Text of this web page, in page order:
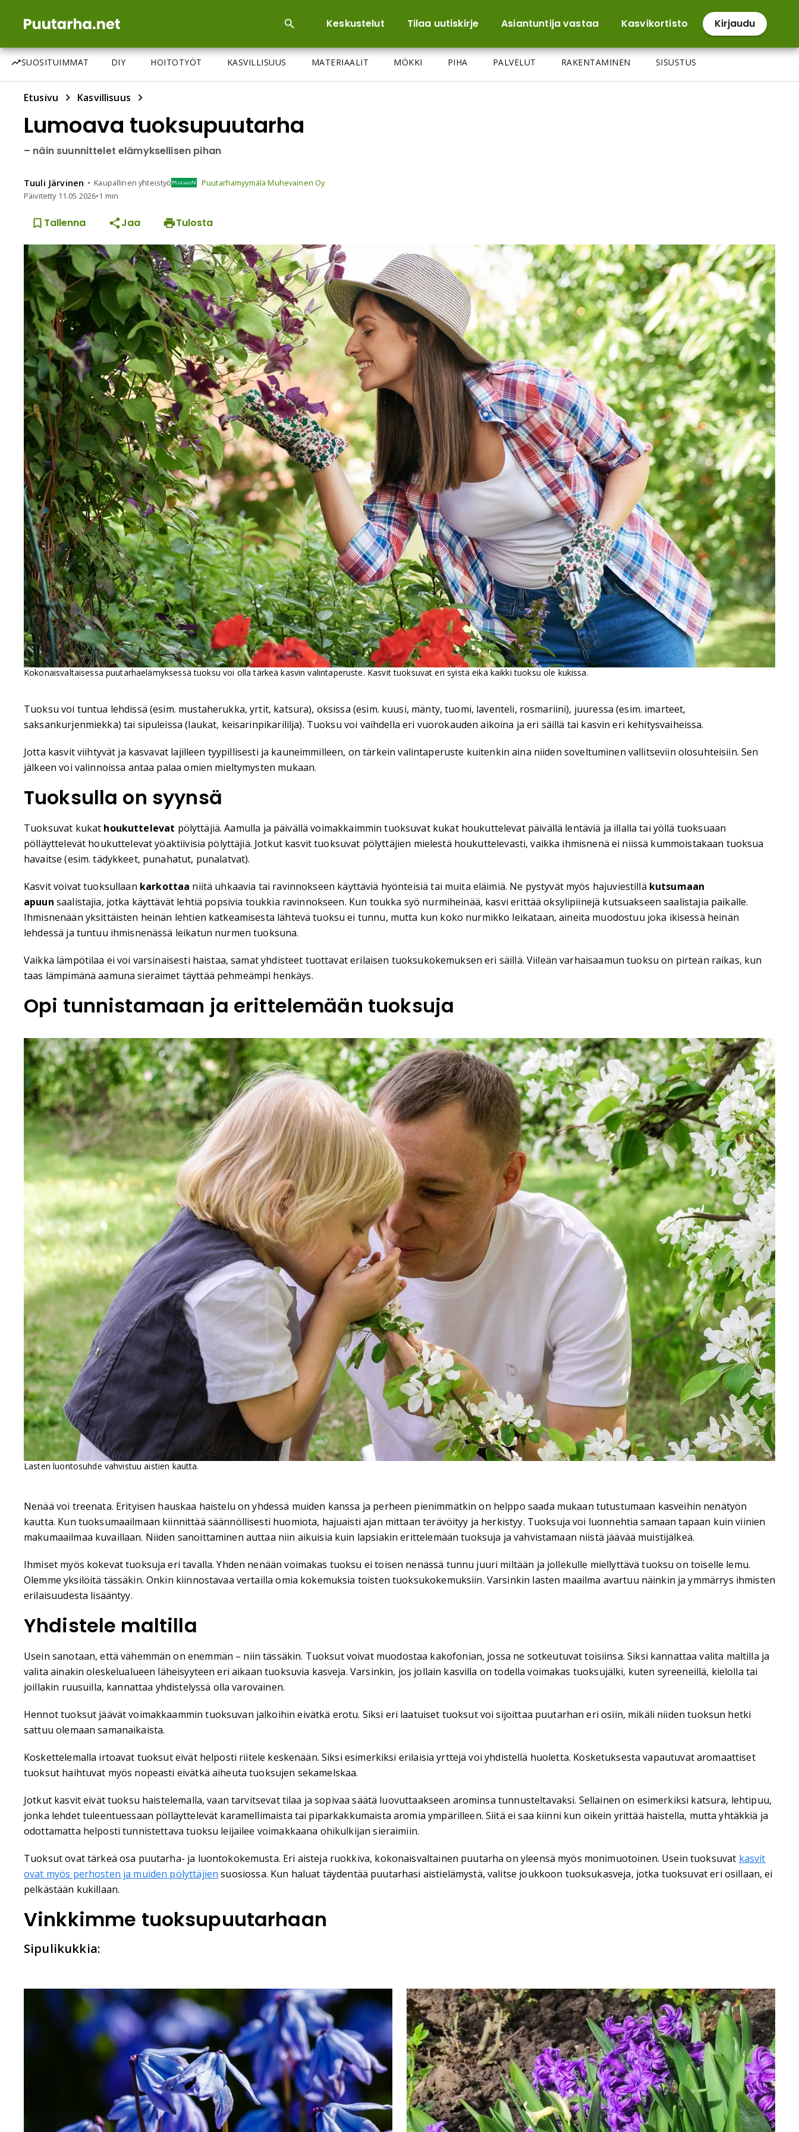
Keskustelut Tilaa uutiskirje Asiantuntija vastaa Kasvikortisto Kirjaudu
SUOSITUIMMAT DIY HOITOTYÖT KASVILLISUUS MATERIAALIT MÖKKI PIHA PALVELUT RAKENTAMINEN SISUSTUS
Etusivu Kasvillisuus
Lumoava tuoksupuutarha
– näin suunnittelet elämyksellisen pihan
Tuuli Järvinen Kaupallinen yhteistyö
Puutarhamyymälä Muhevainen Oy
Päivitetty 11.05.2026•1 min
Tallenna Jaa Tulosta
Kokonaisvaltaisessa puutarhaelämyksessä tuoksu voi olla tärkeä kasvin valintaperuste. Kasvit tuoksuvat eri syistä eikä kaikki tuoksu ole kukissa.
Tuoksu voi tuntua lehdissä (esim. mustaherukka, yrtit, katsura), oksissa (esim. kuusi, mänty, tuomi, laventeli, rosmariini), juuressa (esim. imarteet,
saksankurjenmiekka) tai sipuleissa (laukat, keisarinpikarililja). Tuoksu voi vaihdella eri vuorokauden aikoina ja eri säillä tai kasvin eri kehitysvaiheissa.
Jotta kasvit viihtyvät ja kasvavat lajilleen tyypillisesti ja kauneimmilleen, on tärkein valintaperuste kuitenkin aina niiden soveltuminen vallitseviin olosuhteisiin. Sen
jälkeen voi valinnoissa antaa palaa omien mieltymysten mukaan.
Tuoksulla on syynsä
Tuoksuvat kukat houkuttelevat pölyttäjiä. Aamulla ja päivällä voimakkaimmin tuoksuvat kukat houkuttelevat päivällä lentäviä ja illalla tai yöllä tuoksuaan
pölläyttelevät houkuttelevat yöaktiivisia pölyttäjiä. Jotkut kasvit tuoksuvat pölyttäjien mielestä houkuttelevasti, vaikka ihmisnenä ei niissä kummoistakaan tuoksua
havaitse (esim. tädykkeet, punahatut, punalatvat).
Kasvit voivat tuoksullaan karkottaa niitä uhkaavia tai ravinnokseen käyttäviä hyönteisiä tai muita eläimiä. Ne pystyvät myös hajuviestillä kutsumaan
apuun saalistajia, jotka käyttävät lehtiä popsivia toukkia ravinnokseen. Kun toukka syö nurmiheinää, kasvi erittää oksylipiinejä kutsuakseen saalistajia paikalle.
Ihmisnenään yksittäisten heinän lehtien katkeamisesta lähtevä tuoksu ei tunnu, mutta kun koko nurmikko leikataan, aineita muodostuu joka ikisessä heinän
lehdessä ja tuntuu ihmisnenässä leikatun nurmen tuoksuna.
Vaikka lämpötilaa ei voi varsinaisesti haistaa, samat yhdisteet tuottavat erilaisen tuoksukokemuksen eri säillä. Viileän varhaisaamun tuoksu on pirteän raikas, kun
taas lämpimänä aamuna sieraimet täyttää pehmeämpi henkäys.
Opi tunnistamaan ja erittelemään tuoksuja
Lasten luontosuhde vahvistuu aistien kautta.
Nenää voi treenata. Erityisen hauskaa haistelu on yhdessä muiden kanssa ja perheen pienimmätkin on helppo saada mukaan tutustumaan kasveihin nenätyön
kautta. Kun tuoksumaailmaan kiinnittää säännöllisesti huomiota, hajuaisti ajan mittaan terävöityy ja herkistyy. Tuoksuja voi luonnehtia samaan tapaan kuin viinien
makumaailmaa kuvaillaan. Niiden sanoittaminen auttaa niin aikuisia kuin lapsiakin erittelemään tuoksuja ja vahvistamaan niistä jäävää muistijälkeä.
Ihmiset myös kokevat tuoksuja eri tavalla. Yhden nenään voimakas tuoksu ei toisen nenässä tunnu juuri miltään ja jollekulle miellyttävä tuoksu on toiselle lemu.
Olemme yksilöitä tässäkin. Onkin kiinnostavaa vertailla omia kokemuksia toisten tuoksukokemuksiin. Varsinkin lasten maailma avartuu näinkin ja ymmärrys ihmisten
erilaisuudesta lisääntyy.
Yhdistele maltilla
Usein sanotaan, että vähemmän on enemmän – niin tässäkin. Tuoksut voivat muodostaa kakofonian, jossa ne sotkeutuvat toisiinsa. Siksi kannattaa valita maltilla ja
valita ainakin oleskelualueen läheisyyteen eri aikaan tuoksuvia kasveja. Varsinkin, jos jollain kasvilla on todella voimakas tuoksujälki, kuten syreeneillä, kielolla tai
joillakin ruusuilla, kannattaa yhdistelyssä olla varovainen.
Hennot tuoksut jäävät voimakkaammin tuoksuvan jalkoihin eivätkä erotu. Siksi eri laatuiset tuoksut voi sijoittaa puutarhan eri osiin, mikäli niiden tuoksun hetki
sattuu olemaan samanaikaista.
Koskettelemalla irtoavat tuoksut eivät helposti riitele keskenään. Siksi esimerkiksi erilaisia yrttejä voi yhdistellä huoletta. Kosketuksesta vapautuvat aromaattiset
tuoksut haihtuvat myös nopeasti eivätkä aiheuta tuoksujen sekamelskaa.
Jotkut kasvit eivät tuoksu haistelemalla, vaan tarvitsevat tilaa ja sopivaa säätä luovuttaakseen arominsa tunnusteltavaksi. Sellainen on esimerkiksi katsura, lehtipuu,
jonka lehdet tuleentuessaan pölläyttelevät karamellimaista tai piparkakkumaista aromia ympärilleen. Siitä ei saa kiinni kun oikein yrittää haistella, mutta yhtäkkiä ja
odottamatta helposti tunnistettava tuoksu leijailee voimakkaana ohikulkijan sieraimiin.
Tuoksut ovat tärkeä osa puutarha- ja luontokokemusta. Eri aisteja ruokkiva, kokonaisvaltainen puutarha on yleensä myös monimuotoinen. Usein tuoksuvat kasvit
ovat myös perhosten ja muiden pölyttäjien suosiossa. Kun haluat täydentää puutarhasi aistielämystä, valitse joukkoon tuoksukasveja, jotka tuoksuvat eri osillaan, ei
pelkästään kukillaan.
Vinkkimme tuoksupuutarhaan
Sipulikukkia: